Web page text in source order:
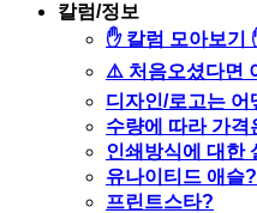
칼럼/정보
✋ 칼럼 모아보기
⚠️ 처음오셨다면
디자인/로고는
수량에 따라 가격
인쇄방식에 대한
유나이티드 애슬?
프린트스타?